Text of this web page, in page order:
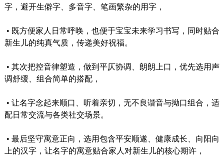
字，避开生僻字、多音字、笔画繁杂的用字，
• 既方便家人日常呼唤，也便于宝宝未来学习书写，同时贴合
新生儿的纯真气质，传递美好祝福。
• 其次把控音律塑造，做到平仄协调、朗朗上口，优先选用声
调舒缓、组合简单的搭配，
• 让名字念起来顺口、听着亲切，无不良谐音与拗口组合，适
配日常交流与各类社交场景。
• 最后坚守寓意正向，选用包含平安顺遂、健康成长、向阳向
上的汉字，让名字的寓意贴合家人对新生儿的核心期许，